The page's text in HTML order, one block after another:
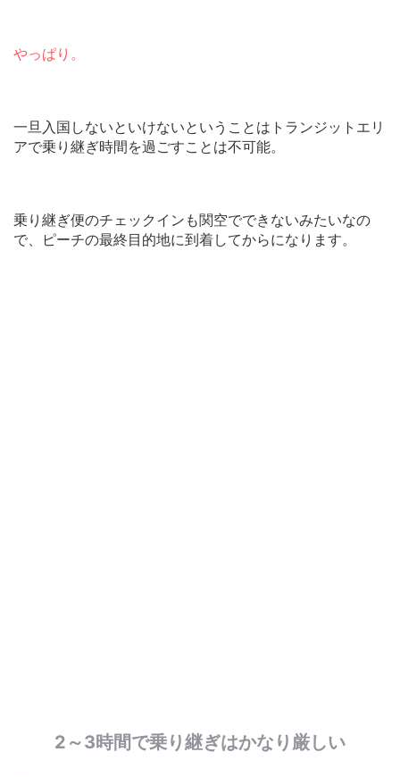
やっぱり。
一旦入国しないといけないということはトランジットエリ
アで乗り継ぎ時間を過ごすことは不可能。
乗り継ぎ便のチェックインも関空でできないみたいなの
で、ピーチの最終目的地に到着してからになります。
2～3時間で乗り継ぎはかなり厳しい